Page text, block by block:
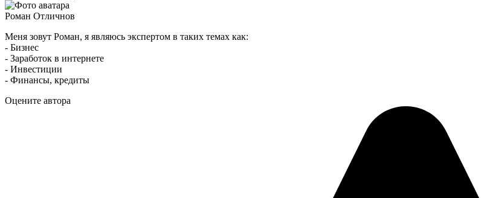
Роман Отличнов
Меня зовут Роман, я являюсь экспертом в таких темах как:
- Бизнес
- Заработок в интернете
- Инвестиции
- Финансы, кредиты
Оцените автора